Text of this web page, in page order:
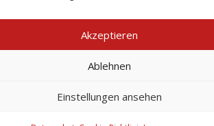
Akzeptieren
Ablehnen
Einstellungen ansehen